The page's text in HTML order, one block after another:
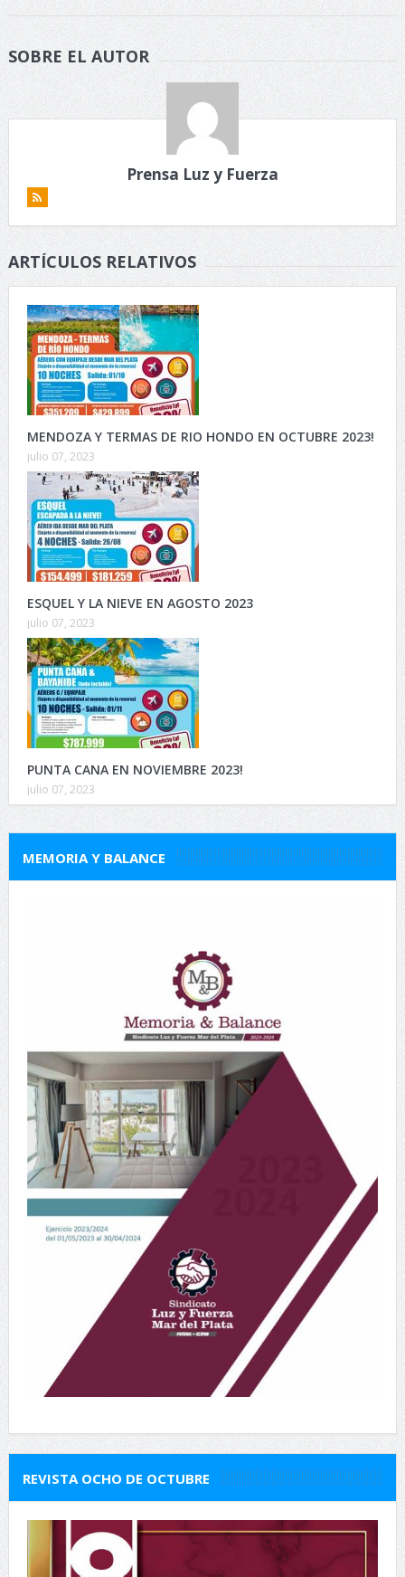
SOBRE EL AUTOR
Prensa Luz y Fuerza
ARTÍCULOS RELATIVOS
MENDOZA Y TERMAS DE RIO HONDO EN OCTUBRE 2023!
julio 07, 2023
ESQUEL Y LA NIEVE EN AGOSTO 2023
julio 07, 2023
PUNTA CANA EN NOVIEMBRE 2023!
julio 07, 2023
MEMORIA Y BALANCE
REVISTA OCHO DE OCTUBRE